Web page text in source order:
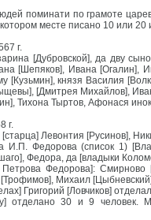
поминати по грамоте
месте писано 10 или
г.
[Дубровской], да дву
[Шепяков], Ивана [Огалин],
[Кузьмин], князя Василия
[Дмитрея Михайлов],
Тихона Тыртов, Афонася
г.
[старца] Левонтия [Русинов],
И.П. Федорова (список 1)
Федора, да [владыки
Федорова]: Смирново
[Трофимов], Михаил
Григорий [Ловчиков]
отделано 30 и 9 человек.